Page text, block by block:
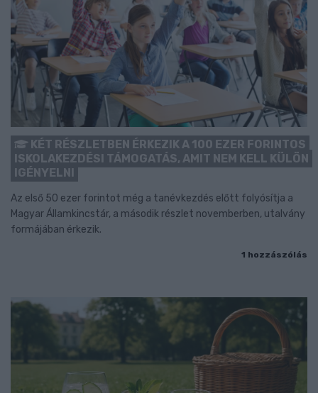
KÉT RÉSZLETBEN ÉRKEZIK A 100 EZER FORINTOS
ISKOLAKEZDÉSI TÁMOGATÁS, AMIT NEM KELL KÜLÖN
IGÉNYELNI
Az első 50 ezer forintot még a tanévkezdés előtt folyósítja a
Magyar Államkincstár, a második részlet novemberben, utalvány
formájában érkezik.
1 hozzászólás